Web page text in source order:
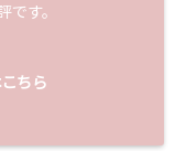
す。
ちら